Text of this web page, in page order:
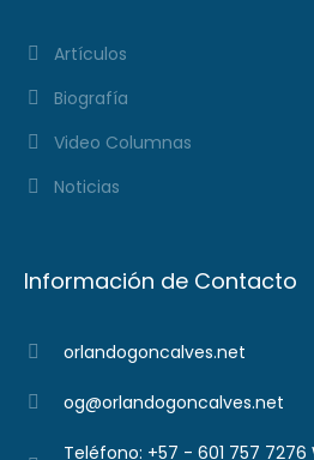
Artículos
Biografía
Video Columnas
Noticias
Información de Contacto
orlandogoncalves.net
og@orlandogoncalves.net
Teléfono: +57 - 601 757 7276 Whatsapp: +57 - 317